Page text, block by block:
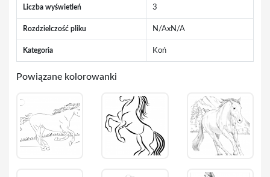
Liczba wyświetleń 3
Rozdzielczość pliku N/AxN/A
Kategoria Koń
Powiązane kolorowanki